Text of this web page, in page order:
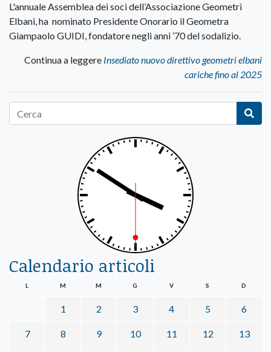
L'annuale Assemblea dei soci dell’Associazione Geometri
Elbani, ha nominato Presidente Onorario il Geometra
Giampaolo GUIDI, fondatore negli anni ’70 del sodalizio.
Continua a leggere Insediato nuovo direttivo geometri elbani
cariche fino al 2025
Calendario articoli
L M M G V S D
1 2 3 4 5 6
7 8 9 10 11 12 13